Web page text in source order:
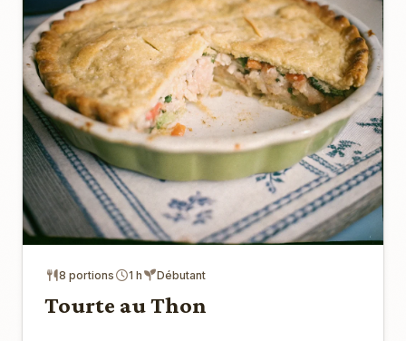
8 portions 1 h Débutant
Tourte au Thon